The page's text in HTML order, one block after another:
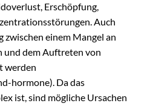
Erschöpfung,
Auch
zwischen einem Mangel an
und dem Auftreten von
werden
hormone). Da das
ist, sind mögliche Ursachen